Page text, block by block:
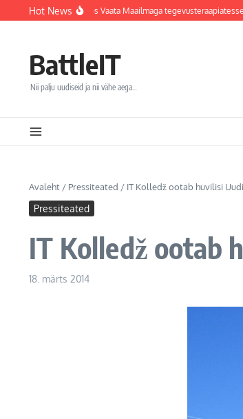
Sisu juurdeHot News
koostöös Vaata Maailmaga tegevusteraapiatesse
BattleIT
Nii palju uudiseid ja nii vähe aega…
Avaleht / Pressiteated / IT Kolledž ootab huvilisi
Pressiteated
IT Kolledž ootab
18. märts 2014